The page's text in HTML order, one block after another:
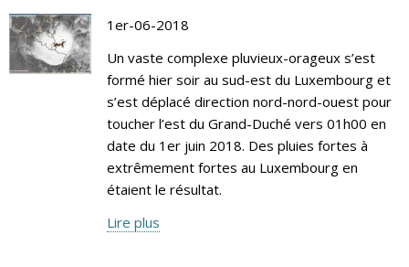
1er-06-2018
Un vaste complexe pluvieux-orageux s’est
formé hier soir au sud-est du Luxembourg et
s’est déplacé direction nord-nord-ouest pour
toucher l’est du Grand-Duché vers 01h00 en
date du 1er juin 2018. Des pluies fortes à
extrêmement fortes au Luxembourg en
étaient le résultat.
Lire plus